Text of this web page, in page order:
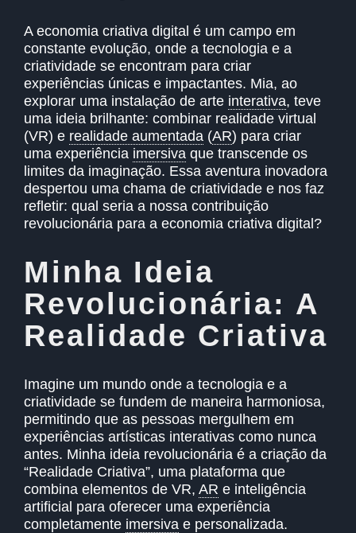
A economia criativa digital é um campo em
constante evolução, onde a tecnologia e a
criatividade se encontram para criar
experiências únicas e impactantes. Mia, ao
explorar uma instalação de arte interativa, teve
uma ideia brilhante: combinar realidade virtual
(VR) e realidade aumentada (AR) para criar
uma experiência imersiva que transcende os
limites da imaginação. Essa aventura inovadora
despertou uma chama de criatividade e nos faz
refletir: qual seria a nossa contribuição
revolucionária para a economia criativa digital?
Minha Ideia
Revolucionária: A
Realidade Criativa
Imagine um mundo onde a tecnologia e a
criatividade se fundem de maneira harmoniosa,
permitindo que as pessoas mergulhem em
experiências artísticas interativas como nunca
antes. Minha ideia revolucionária é a criação da
“Realidade Criativa”, uma plataforma que
combina elementos de VR, AR e inteligência
artificial para oferecer uma experiência
completamente imersiva e personalizada.